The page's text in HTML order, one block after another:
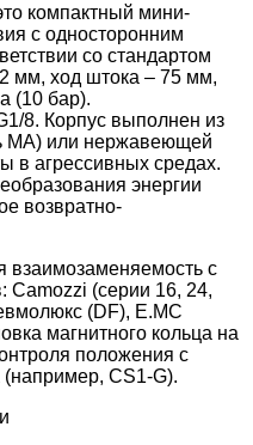
компактный мини-
с односторонним
со стандартом
мм, ход штока – 75 мм,
(10 бар).
8. Корпус выполнен из
МА) или нержавеющей
в агрессивных средах.
энергии
возвратно-
взаимозаменяемость с
(серии 16, 24,
(DF), E.MC
магнитного кольца на
положения с
CS1-G).